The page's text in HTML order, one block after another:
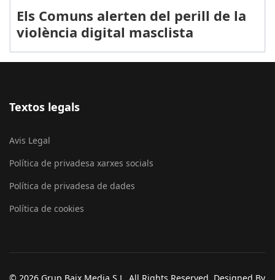
Els Comuns alerten del perill de la
violència digital masclista
Textos legals
Avis Legal
Política de privadesa xarxes socials
Política de privadesa de dades
Política de cookies